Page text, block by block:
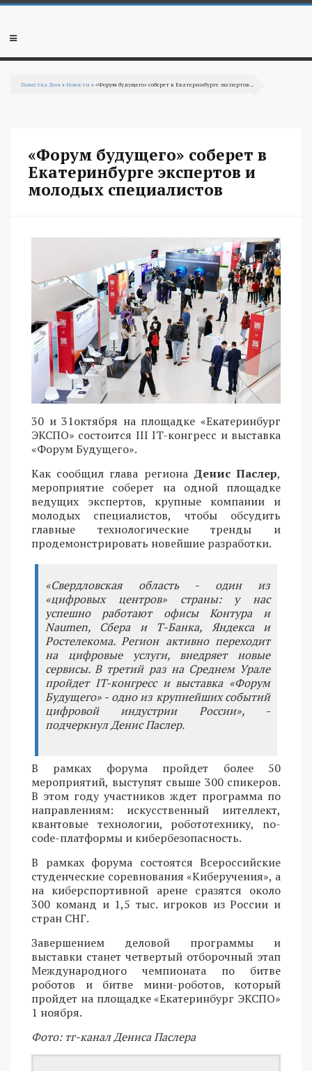
Перейти к основному содержанию
Мобильное
Повестка Дня »Новости » «Форум будущего» соберет в Екатеринбурге экспертов...
«Форум будущего» соберет в
Екатеринбурге экспертов и
молодых специалистов
30 и 31октября на площадке «Екатеринбург
ЭКСПО» состоится III IT-конгресс и выставка
«Форум Будущего».
Как сообщил глава региона Денис Паслер,
мероприятие соберет на одной площадке
ведущих экспертов, крупные компании и
молодых специалистов, чтобы обсудить
главные технологические тренды и
продемонстрировать новейшие разработки.
«Свердловская область - один из
«цифровых центров» страны: у нас
успешно работают офисы Контура и
Naumen, Сбера и Т-Банка, Яндекса и
Ростелекома. Регион активно переходит
на цифровые услуги, внедряет новые
сервисы. В третий раз на Среднем Урале
пройдет IT-конгресс и выставка «Форум
Будущего» - одно из крупнейших событий
цифровой индустрии России», -
подчеркнул Денис Паслер.
В рамках форума пройдет более 50
мероприятий, выступят свыше 300 спикеров.
В этом году участников ждет программа по
направлениям: искусственный интеллект,
квантовые технологии, робототехнику, no-
code-платформы и кибербезопасность.
В рамках форума состоятся Всероссийские
студенческие соревнования «Киберучения», а
на киберспортивной арене сразятся около
300 команд и 1,5 тыс. игроков из России и
стран СНГ.
Завершением деловой программы и
выставки станет четвертый отборочный этап
Международного чемпионата по битве
роботов и битве мини-роботов, который
пройдет на площадке «Екатеринбург ЭКСПО»
1 ноября.
Фото: тг-канал Дениса Паслера